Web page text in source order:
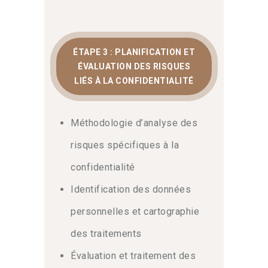
pratiques. Cette préparation complète
examens officiels.En conclusion,
suivez ce cursus pour acquérir la
légitimité nécessaire et devenir un
acteur incontournable de la protection
des données au sein de votre structure.
ÉTAPE 3 : PLANIFICATION ET
ÉVALUATION DES RISQUES
LIÉS À LA CONFIDENTIALITÉ
Méthodologie d’analyse des
risques spécifiques à la
confidentialité
Identification des données
personnelles et cartographie
des traitements
Évaluation et traitement des